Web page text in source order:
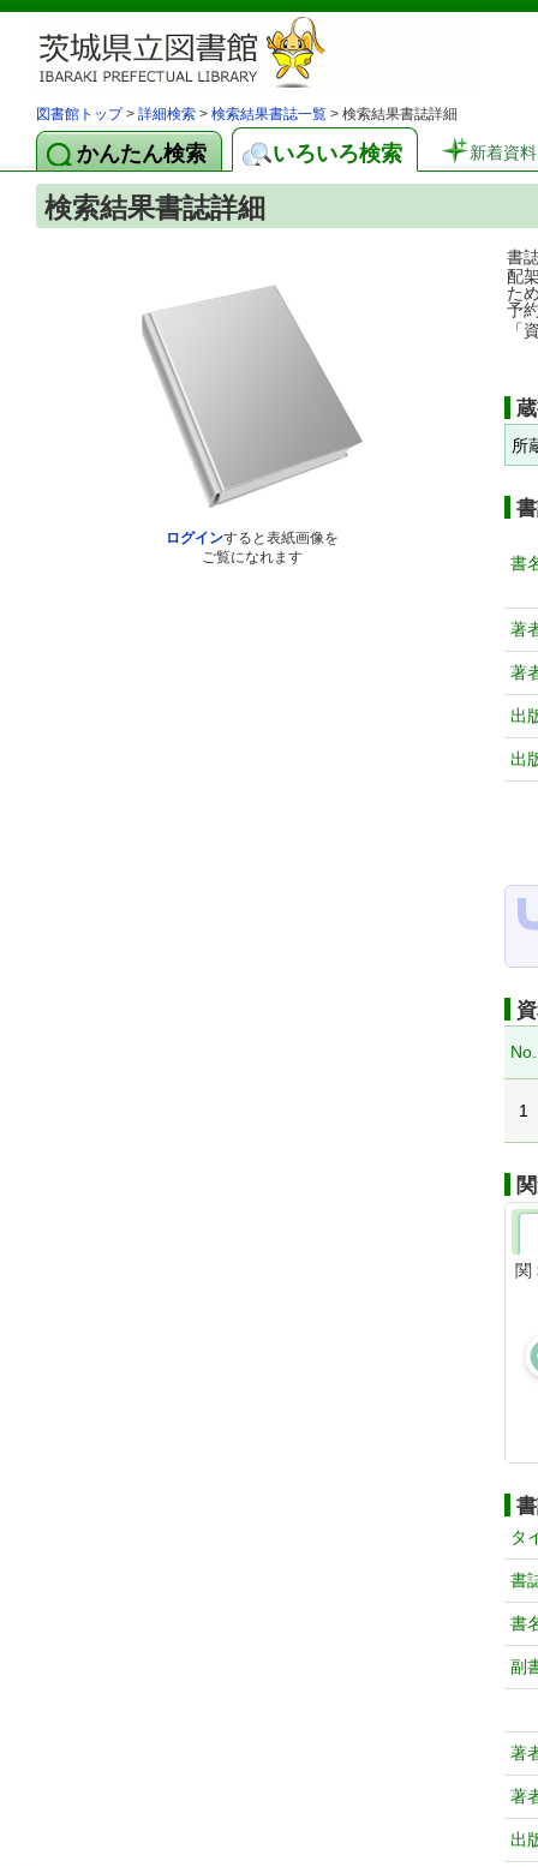
図書館トップ> 詳細検索 > 検索結果書誌一覧 > 検索結果書誌詳細
かんたん検索 いろいろ検索 新着資料
検索結果書誌詳細
ログインすると表紙画像を
ご覧になれます
書
配
た
予
「
所
書
著
著
出
出
No.
1
関
タ
書
書
副
著
著
出